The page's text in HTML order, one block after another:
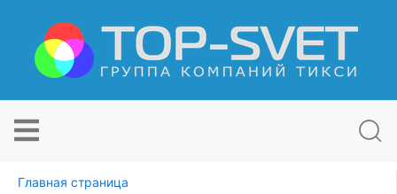
Главная страница